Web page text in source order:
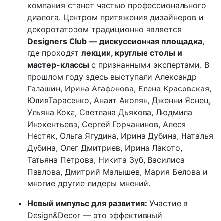
компания станет частью профессионального
диалога. Центром притяжения дизайнеров и
декоротатором традиционно является
Designers Club — дискуссионная площадка,
где проходят лекции, круглые столы и
мастер-классы с признанными экспертами. В
прошлом году здесь выступали Александр
Галашин, Ирина Агафонова, Елена Красовская,
ЮлияТарасенко, Анаит Акопян, Дженни Яснец,
Ульяна Кока, Светлана Дьякова, Людмила
Инокентьева, Сергей Горчанинов, Алеся
Нестяк, Ольга Ягудина, Ирина Дубина, Наталья
Дубина, Олег Дмитриев, Ирина Лакото,
Татьяна Петрова, Никита Зуб, Василиса
Павлова, Дмитрий Малышев, Мария Белова и
многие другие лидеры мнений.
Новый импульс для развития: Участие в
Design&Decor — это эффективный